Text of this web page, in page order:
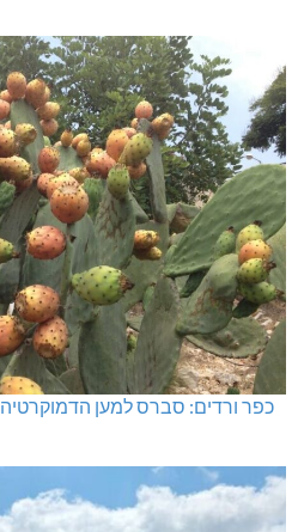
כפר ורדים: סברס למען הדמוקרטיה